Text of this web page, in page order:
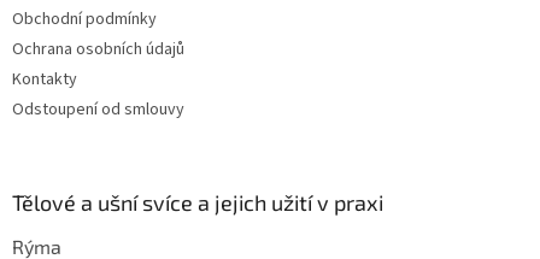
Obchodní podmínky
Ochrana osobních údajů
Kontakty
Odstoupení od smlouvy
Tělové a ušní svíce a jejich užití v praxi
Rýma